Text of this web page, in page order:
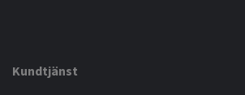
Kundtjänst